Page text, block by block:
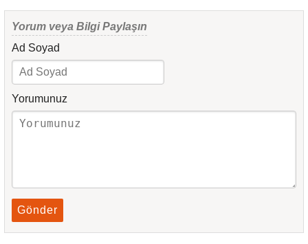
Yorum veya Bilgi Paylaşın
Ad Soyad
Yorumunuz
Gönder